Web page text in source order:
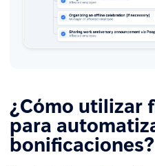
¿Cómo utilizar
para
bonificaciones?